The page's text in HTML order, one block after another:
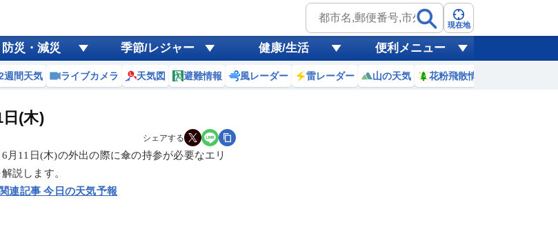
現在地
防災・減災 季節/レジャー 健康/生活 便利メニュー
週間天気 ライブカメラ 天気図 避難情報 風レーダー 雷レーダー 山の天気 花粉飛散情報
(木)
シェアする
月11日(木)の外出の際に傘の持参が必要なエリ
説します。
関連記事 今日の天気予報